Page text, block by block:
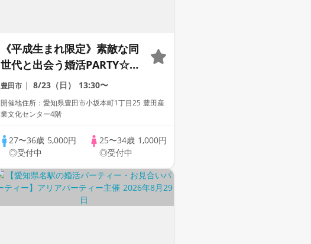
《平成生まれ限定》素敵な同
世代と出会う婚活PARTY☆結
婚に繋がる恋を始めません
か？
豊田市 8/23（日） 13:30〜
開催地住所：愛知県豊田市小坂本町1丁目25 豊田産
業文化センター4階
27〜36歳 5,000円
◎受付中
25〜34歳 1,000円
◎受付中